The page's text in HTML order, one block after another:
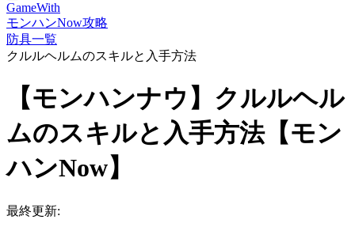
GameWith
モンハンNow攻略
防具一覧
クルルヘルムのスキルと入手方法
【モンハンナウ】クルルヘル
ムのスキルと入手方法【モン
ハンNow】
最終更新: